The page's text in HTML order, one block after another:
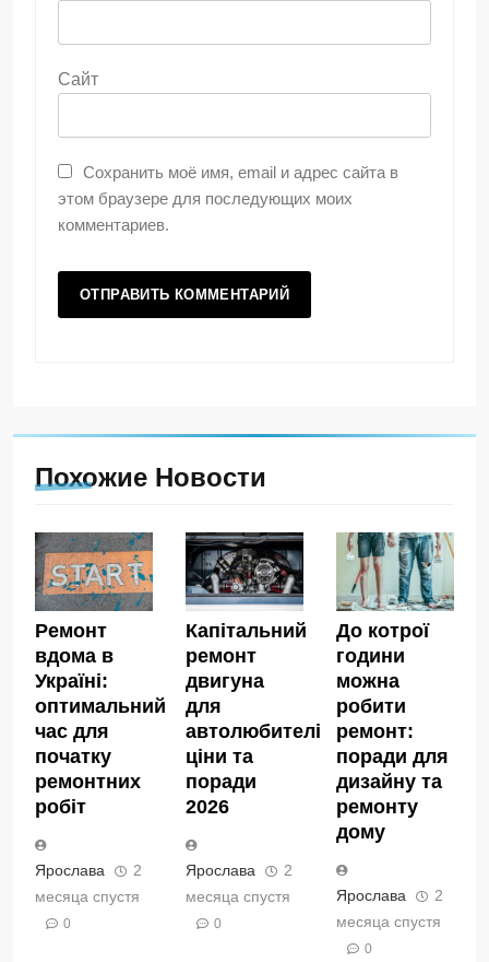
Сайт
Сохранить моё имя, email и адрес сайта в
этом браузере для последующих моих
комментариев.
Похожие Новости
Ремонт
вдома в
Україні:
оптимальний
час для
початку
ремонтних
робіт
Ярослава
2
месяца спустя
0
Капітальний
ремонт
двигуна
для
автолюбителів:
ціни та
поради
2026
Ярослава
2
месяца спустя
0
До котрої
години
можна
робити
ремонт:
поради для
дизайну та
ремонту
дому
Ярослава
2
месяца спустя
0